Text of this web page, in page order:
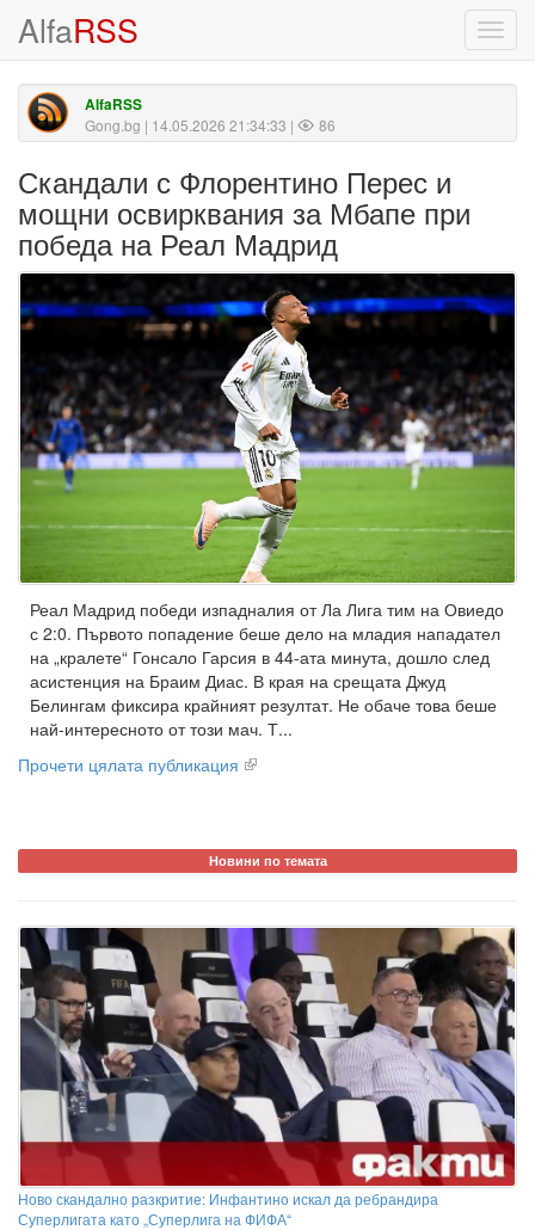
AlfaRSS
AlfaRSS
Gong.bg | 14.05.2026 21:34:33 | 86
Скандали с Флорентино Перес и
мощни освирквания за Мбапе при
победа на Реал Мадрид
Реал Мадрид победи изпадналия от Ла Лига тим на Овиедо
с 2:0. Първото попадение беше дело на младия нападател
на „кралете“ Гонсало Гарсия в 44-ата минута, дошло след
асистенция на Браим Диас. В края на срещата Джуд
Белингам фиксира крайният резултат. Не обаче това беше
най-интересното от този мач. Т...
Прочети цялата публикация
Новини по темата
Ново скандално разкритие: Инфантино искал да ребрандира
Суперлигата като „Суперлига на ФИФА“